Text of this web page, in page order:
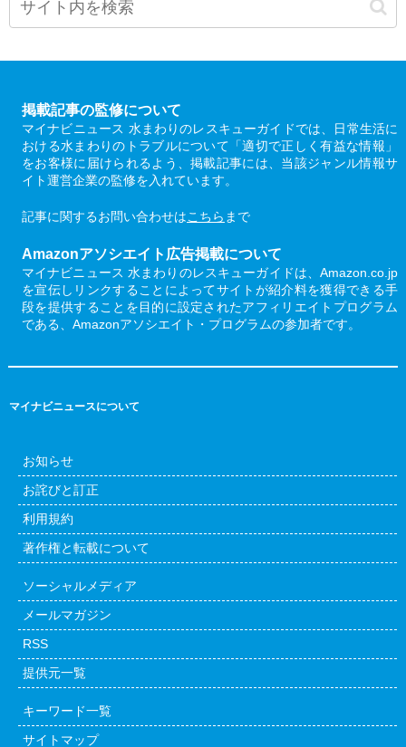
掲載記事の監修について
マイナビニュース 水まわりのレスキューガイドでは、日常生活に
おける水まわりのトラブルについて「適切で正しく有益な情報」
をお客様に届けられるよう、掲載記事には、当該ジャンル情報サ
イト運営企業の監修を入れています。
記事に関するお問い合わせはこちら まで
Amazonアソシエイト広告掲載について
マイナビニュース 水まわりのレスキューガイドは、Amazon.co.jp
を宣伝しリンクすることによってサイトが紹介料を獲得できる手
段を提供することを目的に設定されたアフィリエイトプログラム
である、Amazonアソシエイト・プログラムの参加者です。
マイナビニュースについて
お知らせ
お詫びと訂正
利用規約
著作権と転載について
ソーシャルメディア
メールマガジン
RSS
提供元一覧
キーワード一覧
サイトマップ